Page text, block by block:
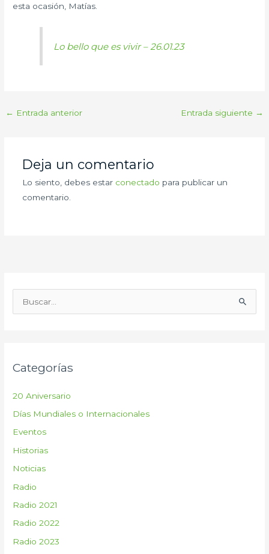
esta ocasión, Matías.
Lo bello que es vivir – 26.01.23
← Entrada anterior Entrada siguiente →
Deja un comentario
Lo siento, debes estar conectado para publicar un
comentario.
a
p
o
r
:
Categorías
20 Aniversario
Días Mundiales o Internacionales
Eventos
Historias
Noticias
Radio
Radio 2021
Radio 2022
Radio 2023